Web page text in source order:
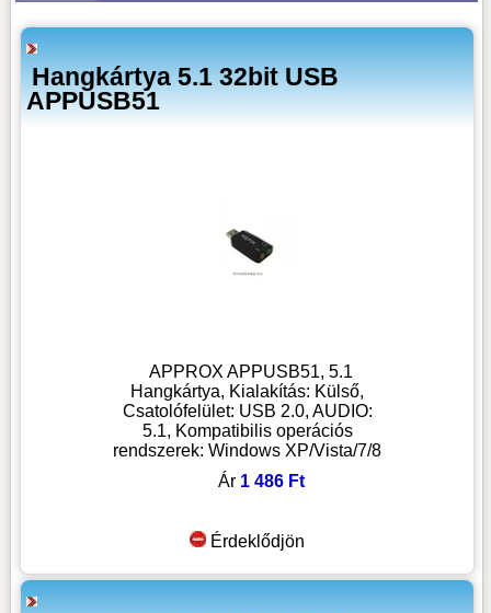
Hangkártya 5.1 32bit USB
APPUSB51
APPROX APPUSB51, 5.1
Hangkártya, Kialakítás: Külső,
Csatolófelület: USB 2.0, AUDIO:
5.1, Kompatibilis operációs
rendszerek: Windows XP/Vista/7/8
Ár 1 486 Ft
Érdeklődjön